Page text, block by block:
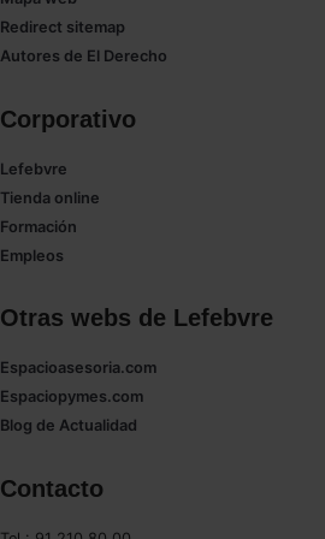
Saber más acerca de las cookies
Redirect sitemap
Autores de El Derecho
Corporativo
Lefebvre
Tienda online
Formación
Empleos
Otras webs de Lefebvre
Espacioasesoria.com
Espaciopymes.com
Blog de Actualidad
Contacto